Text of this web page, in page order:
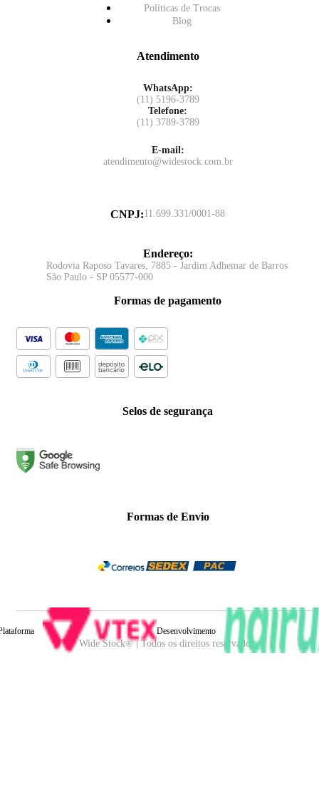
Políticas de Trocas
Blog
Atendimento
WhatsApp:
(11) 5196-3789
Telefone:
(11) 3789-3789
E-mail:
atendimento@widestock.com.br
CNPJ:11.699.331/0001-88
Endereço:
Rodovia Raposo Tavares, 7885 - Jardim Adhemar de Barros
São Paulo - SP 05577-000
Formas de pagamento
Selos de segurança
Formas de Envio
Wide Stock® | Todos os direitos reservados.
Desenvolvimento